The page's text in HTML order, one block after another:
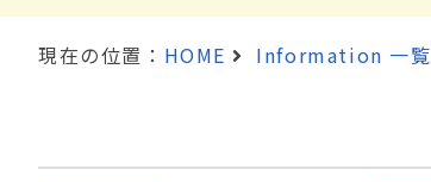
現在の位置： HOME Information 一覧